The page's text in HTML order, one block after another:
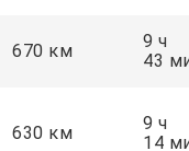
670 км
9 ч
43
630 км
9 ч
14